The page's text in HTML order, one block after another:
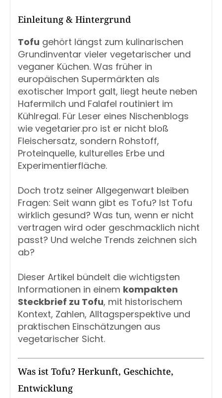
Einleitung & Hintergrund
Tofu gehört längst zum kulinarischen
Grundinventar vieler vegetarischer und
veganer Küchen. Was früher in
europäischen Supermärkten als
exotischer Import galt, liegt heute neben
Hafermilch und Falafel routiniert im
Kühlregal. Für Leser eines Nischenblogs
wie vegetarier.pro ist er nicht bloß
Fleischersatz, sondern Rohstoff,
Proteinquelle, kulturelles Erbe und
Experimentierfläche.
Doch trotz seiner Allgegenwart bleiben
Fragen: Seit wann gibt es Tofu? Ist Tofu
wirklich gesund? Was tun, wenn er nicht
vertragen wird oder geschmacklich nicht
passt? Und welche Trends zeichnen sich
ab?
Dieser Artikel bündelt die wichtigsten
Informationen in einem kompakten
Steckbrief zu Tofu, mit historischem
Kontext, Zahlen, Alltagsperspektive und
praktischen Einschätzungen aus
vegetarischer Sicht.
Was ist Tofu? Herkunft, Geschichte,
Entwicklung